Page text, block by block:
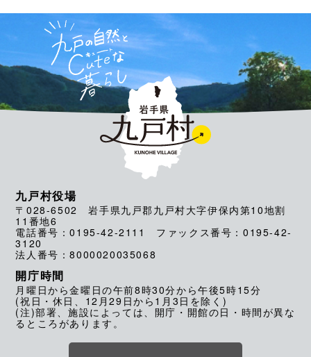
九戸村役場
〒028-6502 岩手県九戸郡九戸村大字伊保内第10地割
11番地6
電話番号：0195-42-2111 ファックス番号：0195-42-
3120
法人番号：8000020035068
開庁時間
月曜日から金曜日の午前8時30分から午後5時15分
(祝日・休日、12月29日から1月3日を除く)
(注)部署、施設によっては、開庁・開館の日・時間が異な
るところがあります。